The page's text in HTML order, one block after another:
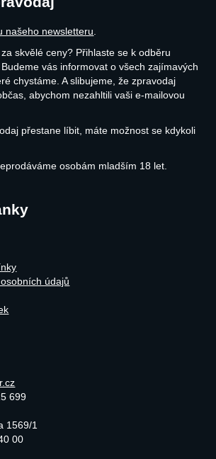
našeho newsletteru
skvělé ceny? Přihlaste se k odběru
vás informovat o všech zajímavých
chystáme. A slibujeme, že zpravodaj
abychom nezahltili vaši e-mailovou
přestane líbit, máte možnost se kdykoli
osobám mladším 18 let.
údajů
699
1569/1
00